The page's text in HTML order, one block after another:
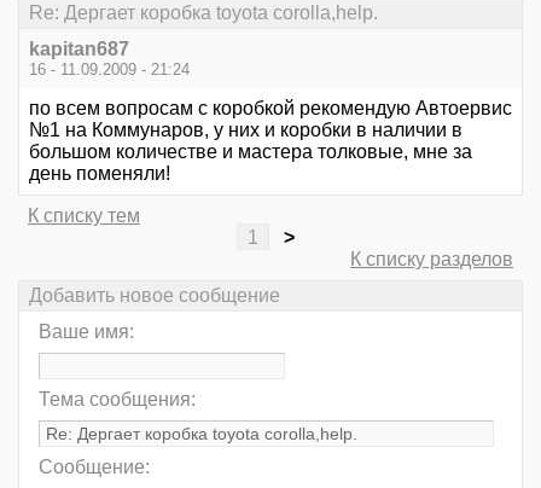
Re: Дергает коробка toyota corolla,help.
kapitan687
16 - 11.09.2009 - 21:24
по всем вопросам с коробкой рекомендую Автоервис
№1 на Коммунаров, у них и коробки в наличии в
большом количестве и мастера толковые, мне за
день поменяли!
К списку тем
1
>
К списку разделов
Добавить новое сообщение
Ваше имя:
Тема сообщения:
Сообщение: